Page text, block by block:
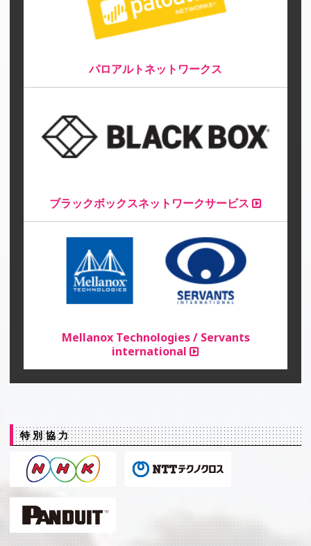
パロアルトネットワークス
ブラックボックスネットワークサービス
Mellanox Technologies / Servants
international
特別協力